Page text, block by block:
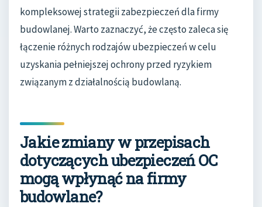
kompleksowej strategii zabezpieczeń dla firmy
budowlanej. Warto zaznaczyć, że często zaleca się
łączenie różnych rodzajów ubezpieczeń w celu
uzyskania pełniejszej ochrony przed ryzykiem
związanym z działalnością budowlaną.
Jakie zmiany w przepisach
dotyczących ubezpieczeń OC
mogą wpłynąć na firmy
budowlane?